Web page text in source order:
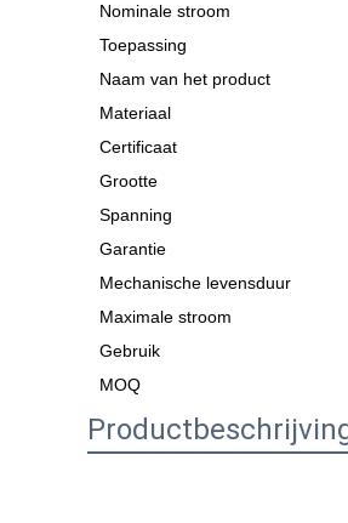
Nominale stroom
Toepassing
Naam van het product
Materiaal
Certificaat
Grootte
Spanning
Garantie
Mechanische levensduur
Maximale stroom
Gebruik
MOQ